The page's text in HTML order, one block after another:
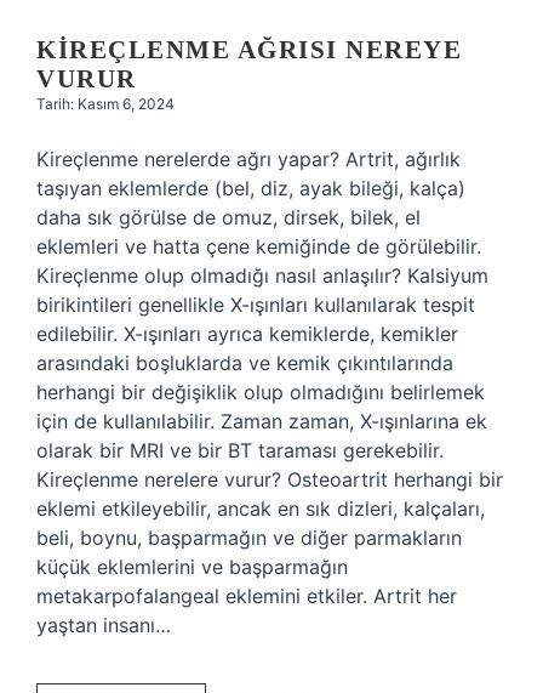
KIREÇLENME AĞRISI NEREYE
VURUR
Tarih: Kasım 6, 2024
Kireçlenme nerelerde ağrı yapar? Artrit, ağırlık
taşıyan eklemlerde (bel, diz, ayak bileği, kalça)
daha sık görülse de omuz, dirsek, bilek, el
eklemleri ve hatta çene kemiğinde de görülebilir.
Kireçlenme olup olmadığı nasıl anlaşılır? Kalsiyum
birikintileri genellikle X-ışınları kullanılarak tespit
edilebilir. X-ışınları ayrıca kemiklerde, kemikler
arasındaki boşluklarda ve kemik çıkıntılarında
herhangi bir değişiklik olup olmadığını belirlemek
için de kullanılabilir. Zaman zaman, X-ışınlarına ek
olarak bir MRI ve bir BT taraması gerekebilir.
Kireçlenme nerelere vurur? Osteoartrit herhangi bir
eklemi etkileyebilir, ancak en sık dizleri, kalçaları,
beli, boynu, başparmağın ve diğer parmakların
küçük eklemlerini ve başparmağın
metakarpofalangeal eklemini etkiler. Artrit her
yaştan insanı…